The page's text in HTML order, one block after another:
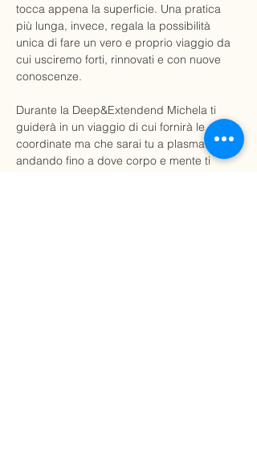
tocca appena la superficie. Una pratica
più lunga, invece, regala la possibilità
unica di fare un vero e proprio viaggio da
cui usciremo forti, rinnovati e con nuove
conoscenze.
Durante la Deep&Extendend Michela ti
guiderà in un viaggio di cui fornirà le
coordinate ma che sarai tu a plasmare,
andando fino a dove corpo e mente ti